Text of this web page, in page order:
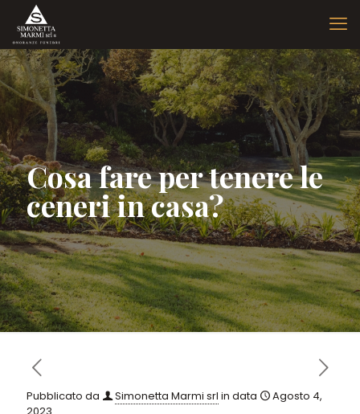
Cosa fare per tenere le
ceneri in casa?
Pubblicato da Simonetta Marmi srl in data
Agosto 4,